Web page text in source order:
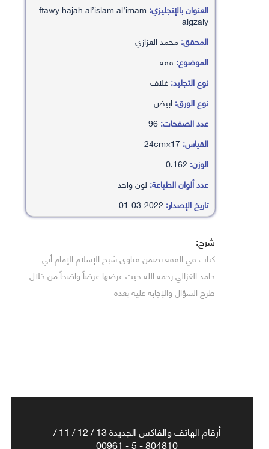
العنوان بالإنجليزي: ftawy hajah al’islam al’imam
algzaly
المحقق:محمد العزازي
الموضوع: فقه
نوع التجليد:غلاف
نوع الورق:ابيض
عدد الصفحات:
القياس:
الوزن:
عدد ألوان الطباعة: لون واحد
تاريخ الإصدار:
شرح:
كتاب في الفقه تضمن فتاوى شيخ الإسلام الإمام أبي
حامد الغزالي رحمه الله حيث عرضها عرضاً واضحاً من خلال
طرح السؤال والإجابة عليه بعده
أرقام الهاتف والفاكس الجديدة 13 / 12 / 11 /
804810 - 5 - 00961